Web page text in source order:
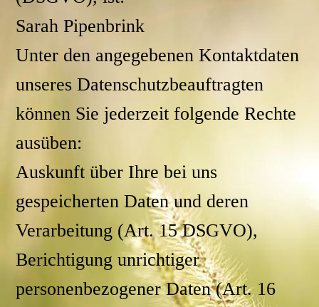
Sarah Pipenbrink
Unter den angegebenen Kontaktdaten
unseres Datenschutzbeauftragten
können Sie jederzeit folgende Rechte
ausüben:
Auskunft über Ihre bei uns
gespeicherten Daten und deren
Verarbeitung (Art. 15 DSGVO),
Berichtigung unrichtiger
personenbezogener Daten (Art. 16